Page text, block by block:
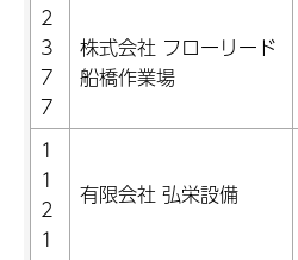
2
3
7
7
株式会社 フローリード
船橋作業場
1
1
2
1
有限会社 弘栄設備